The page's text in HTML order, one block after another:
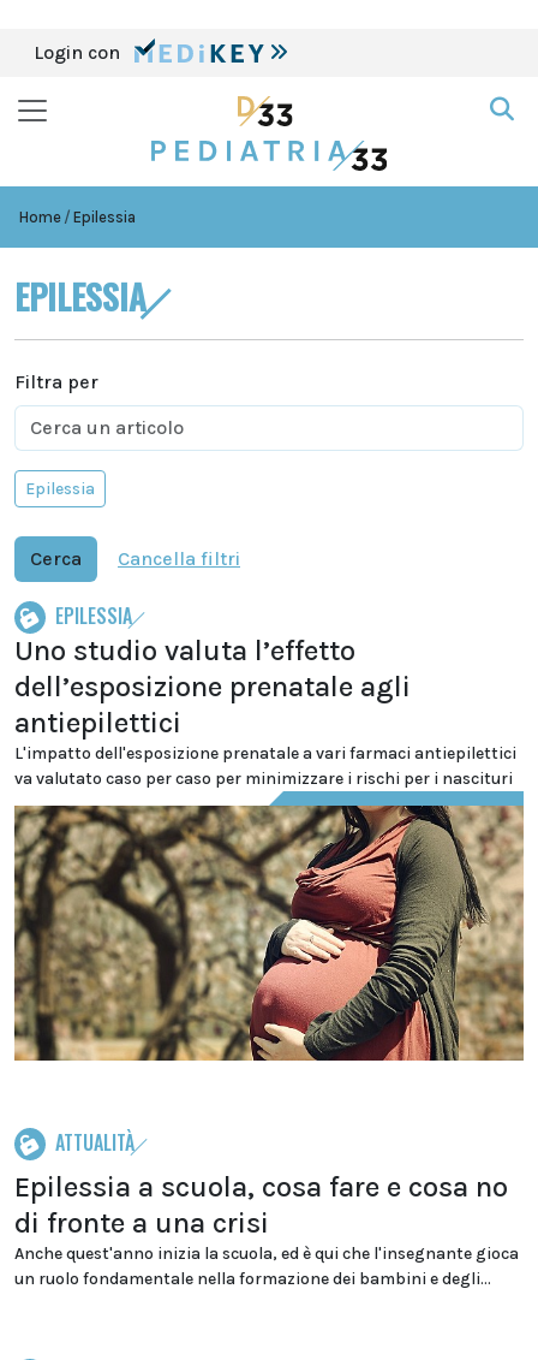
Login con
Home Epilessia
EPILESSIA
Filtra per
Epilessia
Cerca Cancella filtri
EPILESSIA
Uno studio valuta l’effetto
dell’esposizione prenatale agli
antiepilettici
L'impatto dell'esposizione prenatale a vari farmaci antiepilettici
va valutato caso per caso per minimizzare i rischi per i nascituri
ATTUALITÀ
Epilessia a scuola, cosa fare e cosa no
di fronte a una crisi
Anche quest'anno inizia la scuola, ed è qui che l'insegnante gioca
un ruolo fondamentale nella formazione dei bambini e degli...